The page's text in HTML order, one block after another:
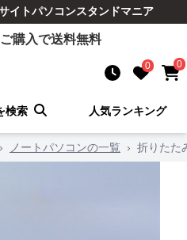
イトパソコンスタンドマニア
購入で送料無料
0 0
検索 人気ランキング
› ノートパソコンの一覧 › 折りたた